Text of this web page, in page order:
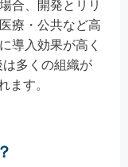
合、開発とリリ
療・公共など高
導入効果が高く
多くの組織が
ます。